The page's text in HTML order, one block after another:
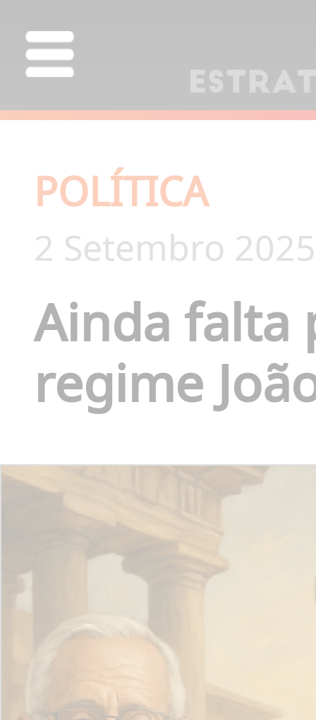
POLÍTICA
2 Setembro
Ainda falta
regime